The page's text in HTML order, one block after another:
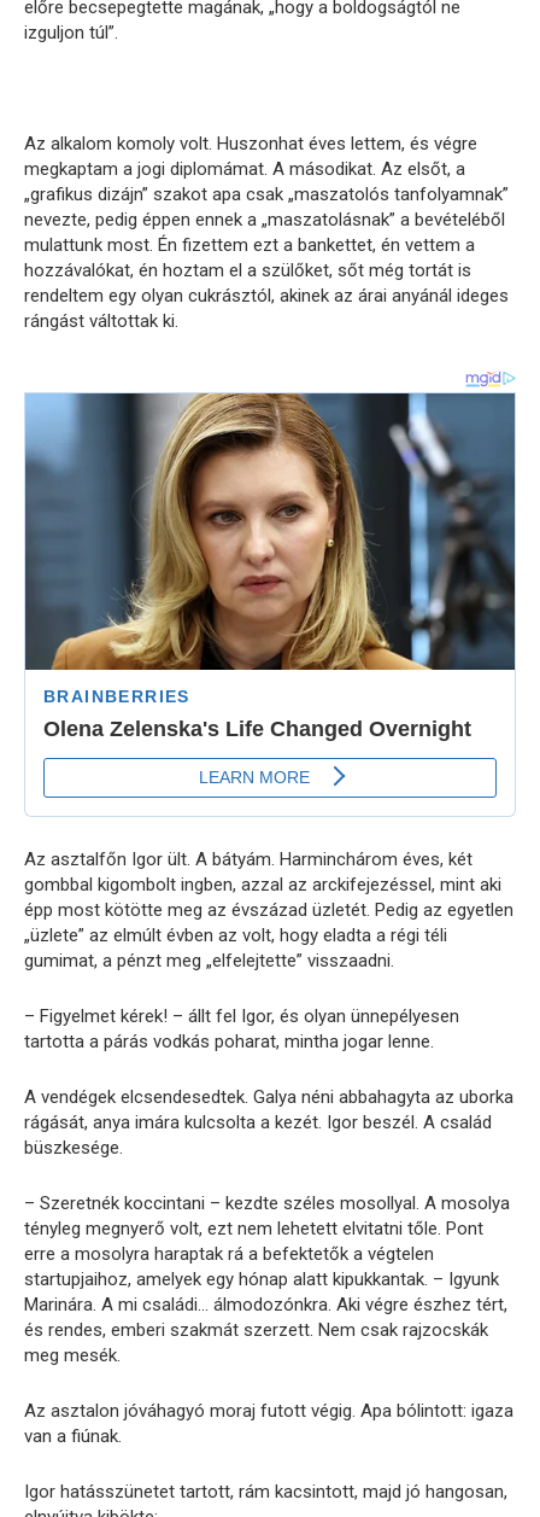
előre becsepegtette magának, „hogy a boldogságtól ne
izguljon túl”.
Az alkalom komoly volt. Huszonhat éves lettem, és végre
megkaptam a jogi diplomámat. A másodikat. Az elsőt, a
„grafikus dizájn” szakot apa csak „maszatolós tanfolyamnak”
nevezte, pedig éppen ennek a „maszatolásnak” a bevételéből
mulattunk most. Én fizettem ezt a bankettet, én vettem a
hozzávalókat, én hoztam el a szülőket, sőt még tortát is
rendeltem egy olyan cukrásztól, akinek az árai anyánál ideges
rángást váltottak ki.
Az asztalfőn Igor ült. A bátyám. Harminchárom éves, két
gombbal kigombolt ingben, azzal az arckifejezéssel, mint aki
épp most kötötte meg az évszázad üzletét. Pedig az egyetlen
„üzlete” az elmúlt évben az volt, hogy eladta a régi téli
gumimat, a pénzt meg „elfelejtette” visszaadni.
– Figyelmet kérek! – állt fel Igor, és olyan ünnepélyesen
tartotta a párás vodkás poharat, mintha jogar lenne.
A vendégek elcsendesedtek. Galya néni abbahagyta az uborka
rágását, anya imára kulcsolta a kezét. Igor beszél. A család
büszkesége.
– Szeretnék koccintani – kezdte széles mosollyal. A mosolya
tényleg megnyerő volt, ezt nem lehetett elvitatni tőle. Pont
erre a mosolyra haraptak rá a befektetők a végtelen
startupjaihoz, amelyek egy hónap alatt kipukkantak. – Igyunk
Marinára. A mi családi… álmodozónkra. Aki végre észhez tért,
és rendes, emberi szakmát szerzett. Nem csak rajzocskák
meg mesék.
Az asztalon jóváhagyó moraj futott végig. Apa bólintott: igaza
van a fiúnak.
Igor hatásszünetet tartott, rám kacsintott, majd jó hangosan,